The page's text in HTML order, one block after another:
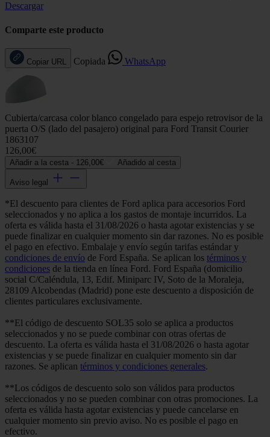
Descargar
Comparte este producto
Copiar URL Copiada WhatsApp
Cubierta/carcasa color blanco congelado para espejo retrovisor de la
puerta O/S (lado del pasajero) original para Ford Transit Courier
1863107
126,00€
Añadir a la cesta - 126,00€ Añadido al cesta
Aviso legal
*El descuento para clientes de Ford aplica para accesorios Ford
seleccionados y no aplica a los gastos de montaje incurridos. La
oferta es válida hasta el 31/08/2026 o hasta agotar existencias y se
puede finalizar en cualquier momento sin dar razones. No es posible
el pago en efectivo. Embalaje y envío según tarifas estándar y
condiciones de envío de Ford España. Se aplican los términos y
condiciones de la tienda en línea Ford. Ford España (domicilio
social C/Caléndula, 13, Edif. Miniparc IV, Soto de la Moraleja,
28109 Alcobendas (Madrid) pone este descuento a disposición de
clientes particulares exclusivamente.
**El código de descuento SOL35 solo se aplica a productos
seleccionados y no se puede combinar con otras ofertas de
descuento. La oferta es válida hasta el 31/08/2026 o hasta agotar
existencias y se puede finalizar en cualquier momento sin dar
razones. Se aplican términos y condiciones generales.
**Los códigos de descuento solo son válidos para productos
seleccionados y no se pueden combinar con otras promociones. La
oferta es válida hasta agotar existencias y puede cancelarse en
cualquier momento sin previo aviso. No es posible el pago en
efectivo.